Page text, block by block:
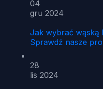
04
gru 2024
Jak wybrać wąską
Sprawdź nasze
28
lis 2024